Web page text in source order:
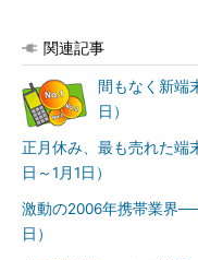
関連記事
間もなく新端
日）
正月休み、最も売れた端
日～1月1日）
激動の2006年携帯業界
日）